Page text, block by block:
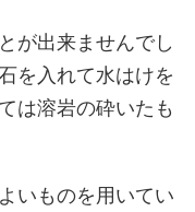
が出来ませんでし
を入れて水はけを
は溶岩の砕いたも
いものを用いてい